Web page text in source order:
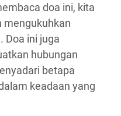
doa ini, kita
mengukuhkan
Doa ini juga
hubungan
betapa
keadaan yang